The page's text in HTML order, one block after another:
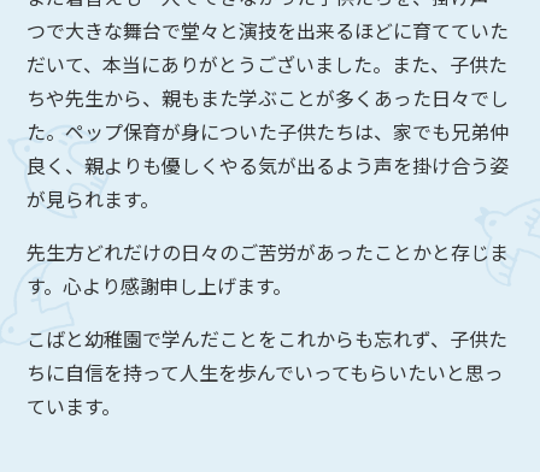
つで大きな舞台で堂々と演技を出来るほどに育てていた
だいて、本当にありがとうございました。また、子供た
ちや先生から、親もまた学ぶことが多くあった日々でし
た。ペップ保育が身についた子供たちは、家でも兄弟仲
良く、親よりも優しくやる気が出るよう声を掛け合う姿
が見られます。
先生方どれだけの日々のご苦労があったことかと存じま
す。心より感謝申し上げます。
こばと幼稚園で学んだことをこれからも忘れず、子供た
ちに自信を持って人生を歩んでいってもらいたいと思っ
ています。